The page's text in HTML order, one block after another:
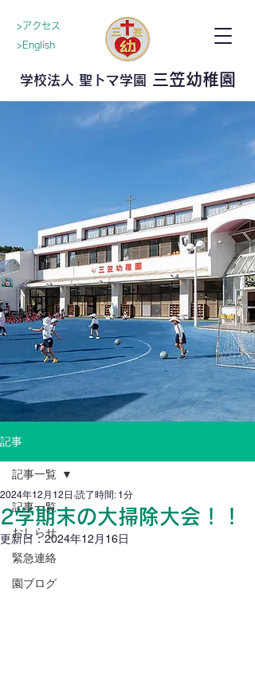
>アクセス
>English
学校法人 聖トマ学園 三笠幼稚園
記事
記事一覧
おしらせ
緊急連絡
園ブログ
記事一覧
2学期末の大掃除大会！！
2024年12月12日 読了時間: 1分
更新日：2024年12月16日